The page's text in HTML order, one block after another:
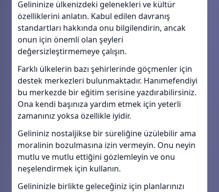
Gelininize ülkenizdeki gelenekleri ve kültür
özelliklerini anlatın. Kabul edilen davranış
standartları hakkında onu bilgilendirin, ancak
onun için önemli olan şeyleri
değersizleştirmemeye çalışın.
Farklı ülkelerin bazı şehirlerinde göçmenler için
destek merkezleri bulunmaktadır. Hanımefendiyi
bu merkezde bir eğitim serisine yazdırabilirsiniz.
Ona kendi başınıza yardım etmek için yeterli
zamanınız yoksa özellikle iyidir.
Gelininiz nostaljikse bir süreliğine üzülebilir ama
moralinin bozulmasına izin vermeyin. Onu neyin
mutlu ve mutlu ettiğini gözlemleyin ve onu
neşelendirmek için kullanın.
Gelininizle birlikte geleceğiniz için planlarınızı